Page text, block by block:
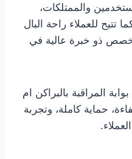
والممتلكات،
تتيح للعملاء راحة البال
ذو خبرة عالية في
المراقبة بالبراكن ام
حماية كاملة، وتجربة